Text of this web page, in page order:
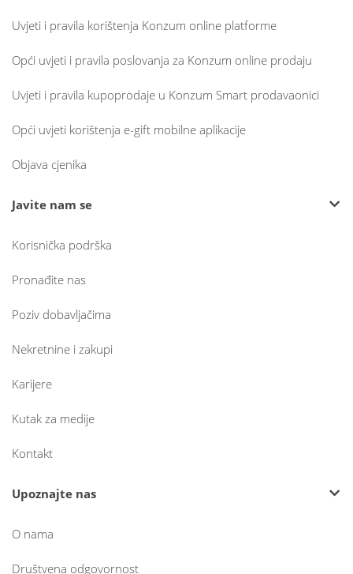
Uvjeti i pravila korištenja Konzum online platforme
Opći uvjeti i pravila poslovanja za Konzum online prodaju
Uvjeti i pravila kupoprodaje u Konzum Smart prodavaonici
Opći uvjeti korištenja e-gift mobilne aplikacije
Objava cjenika
Javite nam se
Korisnička podrška
Pronađite nas
Poziv dobavljačima
Nekretnine i zakupi
Karijere
Kutak za medije
Kontakt
Upoznajte nas
O nama
Društvena odgovornost